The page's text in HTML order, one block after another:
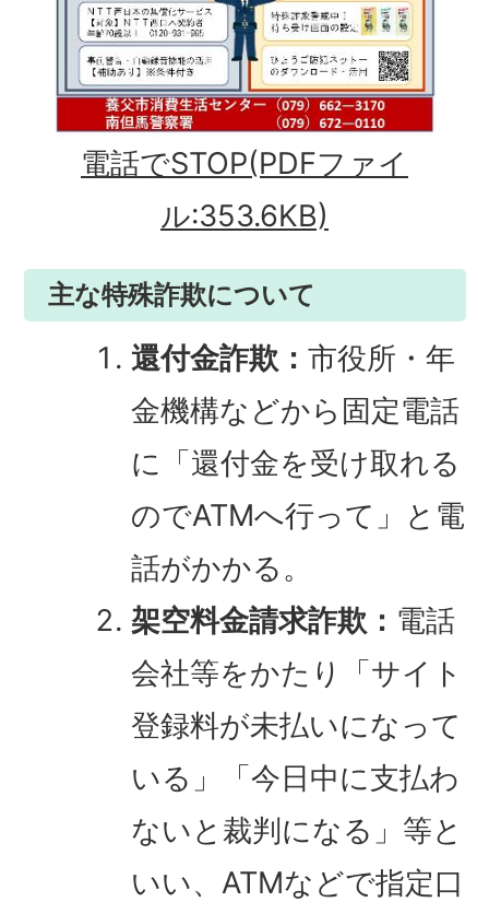
電話でSTOP(PDFファイ
ル:353.6KB)
主な特殊詐欺について
還付金詐欺： 市役所・年
金機構などから固定電話
に「還付金を受け取れる
のでATMへ行って」と電
話がかかる。
架空料金請求詐欺： 電話
会社等をかたり「サイト
登録料が未払いになって
いる」「今日中に支払わ
ないと裁判になる」等と
いい、ATMなどで指定口